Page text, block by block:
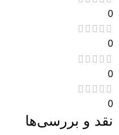
0
0
0
0
نقد و بررسی‌ها